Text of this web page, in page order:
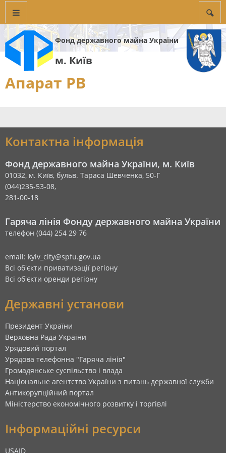
Фонд державного майна України
м. Київ
Апарат РВ
Контактна інформація
Фонд державного майна України, м. Київ
01032, м. Київ, бульв. Тараса Шевченка, 50-Г
(044)235-53-08,
281-00-18
Гаряча лінія Фонду державного майна України
телефон (044) 254 29 76
email: kyiv_city@spfu.gov.ua
Всі об'єкти приватизації регіону
Всі об'єкти оренди регіону
Державні установи
Президент України
Верховна Рада України
Урядовий портал
Урядова телефонна "Гаряча лінія"
Громадянське суспільство і влада
Національне агентство України з питань державної служби
Антикорупційний портал
Міністерство економічного розвитку і торгівлі
Інформаційні ресурси
USAID